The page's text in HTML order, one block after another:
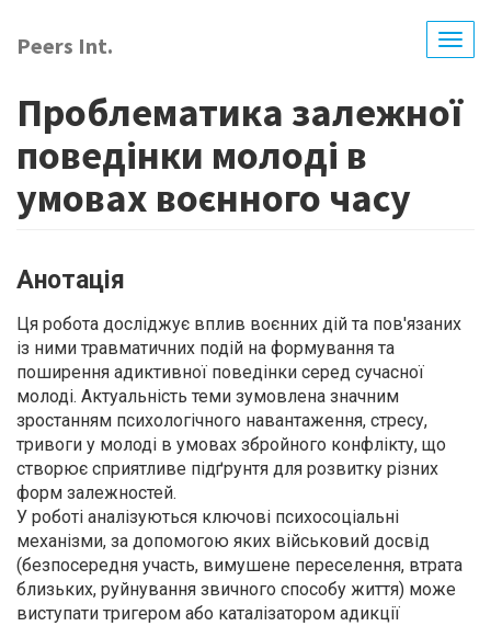
до
основного
Peers Int.
Проблематика залежної
поведінки молоді в
умовах воєнного часу
Анотація
Ця робота досліджує вплив воєнних дій та пов'язаних
із ними травматичних подій на формування та
поширення адиктивної поведінки серед сучасної
молоді. Актуальність теми зумовлена значним
зростанням психологічного навантаження, стресу,
тривоги у молоді в умовах збройного конфлікту, що
створює сприятливе підґрунтя для розвитку різних
форм залежностей.
У роботі аналізуються ключові психосоціальні
механізми, за допомогою яких військовий досвід
(безпосередня участь, вимушене переселення, втрата
близьких, руйнування звичного способу життя) може
виступати тригером або каталізатором адикції